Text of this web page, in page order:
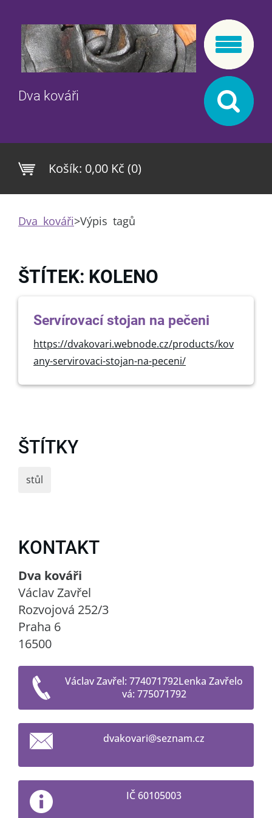
Dva kováři
Košík: 0,00 Kč (0)
Dva kováři>Výpis tagů
ŠTÍTEK: KOLENO
Servírovací stojan na pečeni
https://dvakovari.webnode.cz/products/kov
any-servirovaci-stojan-na-peceni/
ŠTÍTKY
stůl
KONTAKT
Dva kováři
Václav Zavřel
Rozvojová 252/3
Praha 6
16500
Václav Zavřel: 774071792Lenka Zavřelo
vá: 775071792
dvakovari@seznam.cz
IČ 60105003